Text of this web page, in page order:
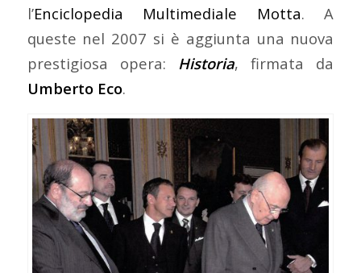
l’Enciclopedia Multimediale Motta. A
queste nel 2007 si è aggiunta una nuova
prestigiosa opera: Historia, firmata da
Umberto Eco.